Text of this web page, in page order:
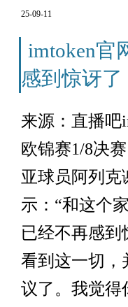
25-09-11
imtoken官
感到惊讶了
来源：直播吧
欧锦赛1/8决
亚球员阿列克
示：“和这个
已经不再感
看到这一切，
议了。我觉得